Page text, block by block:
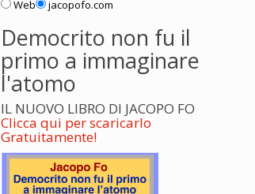
Web jacopofo.com
Democrito non fu il
primo a immaginare
l'atomo
IL NUOVO LIBRO DI JACOPO FO
Clicca qui per scaricarlo
Gratuitamente!